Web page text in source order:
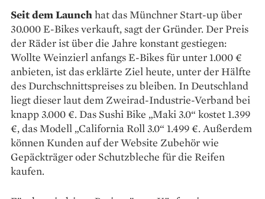
Seit dem Launchhat das Münchner Start-up über
30.000 E-Bikes verkauft, sagt der Gründer. Der Preis
der Räder ist über die Jahre kon­stant gestiegen:
Wollte Weinzierl anfangs E-Bikes für unter 1.000 €
anbieten, ist das erklärte Ziel heute, unter der Hälfte
des Durchschnittspreises zu bleiben. In Deutschland
liegt dieser laut dem Zweirad-Industrie-Verband bei
knapp 3.000 €. Das Sushi Bike „Maki 3.0“ kostet 1.399
€, das Modell „California Roll 3.0“ 1.499 €. Außerdem
können Kunden auf der Website Zubehör wie
Gepäckträger oder Schutz­bleche für die Reifen
kaufen.